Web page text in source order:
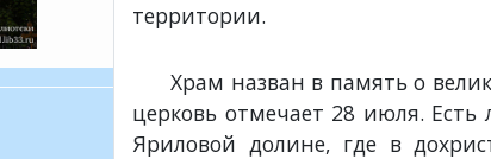
территории.
Храм назван в память о
церковь отмечает 28 июля.
Яриловой долине, где в